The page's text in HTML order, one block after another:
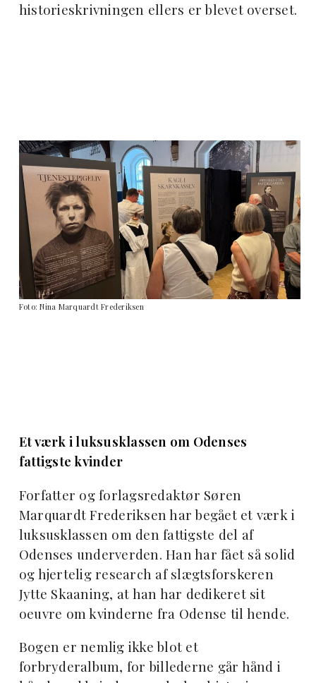
historieskrivningen ellers er blevet overset.
Foto: Nina Marquardt Frederiksen
Et værk i luksusklassen om Odenses
fattigste kvinder
Forfatter og forlagsredaktør Søren
Marquardt Frederiksen har begået et værk i
luksusklassen om den fattigste del af
Odenses underverden. Han har fået så solid
og hjertelig research af slægtsforskeren
Jytte Skaaning, at han har dedikeret sit
oeuvre om kvinderne fra Odense til hende.
Bogen er nemlig ikke blot et
forbryderalbum, for billederne går hånd i